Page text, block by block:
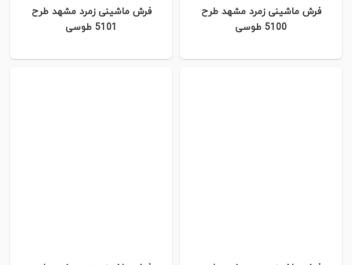
فرش ماشینی زمرد مشهد طرح
5100 طوسی
فرش ماشینی زمرد مشهد طرح
5101 طوسی